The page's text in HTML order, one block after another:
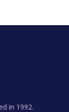
in 1992.